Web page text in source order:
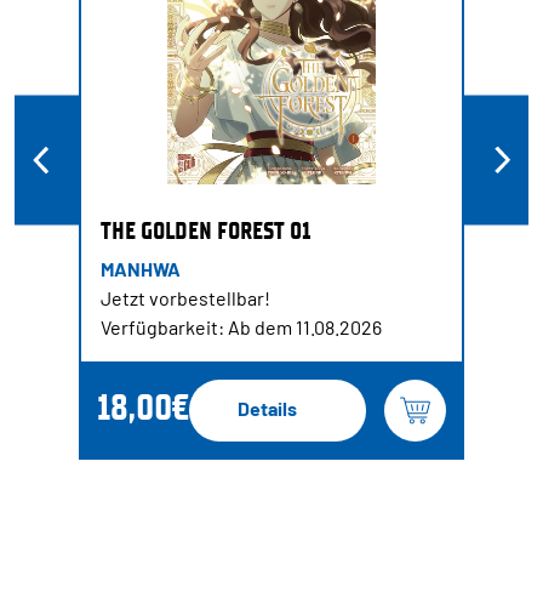
THE GOLDEN FOREST 01
MANHWA
Jetzt vorbestellbar!
Verfügbarkeit: Ab dem 11.08.2026
18,00€ Details